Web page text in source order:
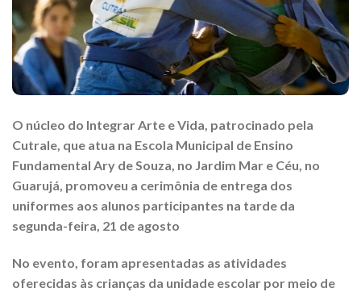
O núcleo do Integrar Arte e Vida, patrocinado pela
Cutrale, que atua na Escola Municipal de Ensino
Fundamental Ary de Souza, no Jardim Mar e Céu, no
Guarujá, promoveu a cerimônia de entrega dos
uniformes aos alunos participantes na tarde da
segunda-feira, 21 de agosto
No evento, foram apresentadas as atividades
oferecidas às crianças da unidade escolar por meio de